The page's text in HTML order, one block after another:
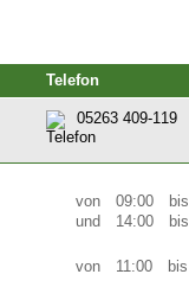
Telefon
05263 409-119
von 09:00 bis
und
14:00 bis
von 11:00 bis